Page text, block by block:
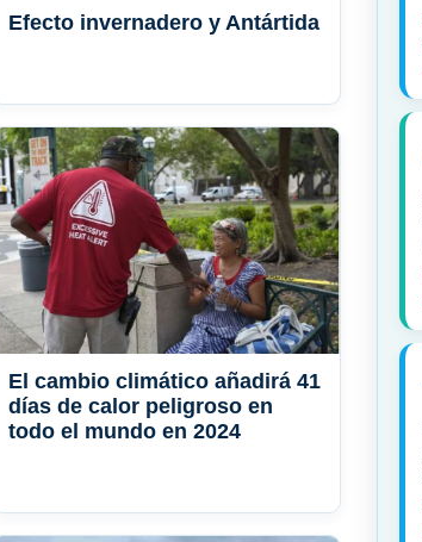
Efecto invernadero y Antártida
El cambio climático añadirá 41
días de calor peligroso en
todo el mundo en 2024